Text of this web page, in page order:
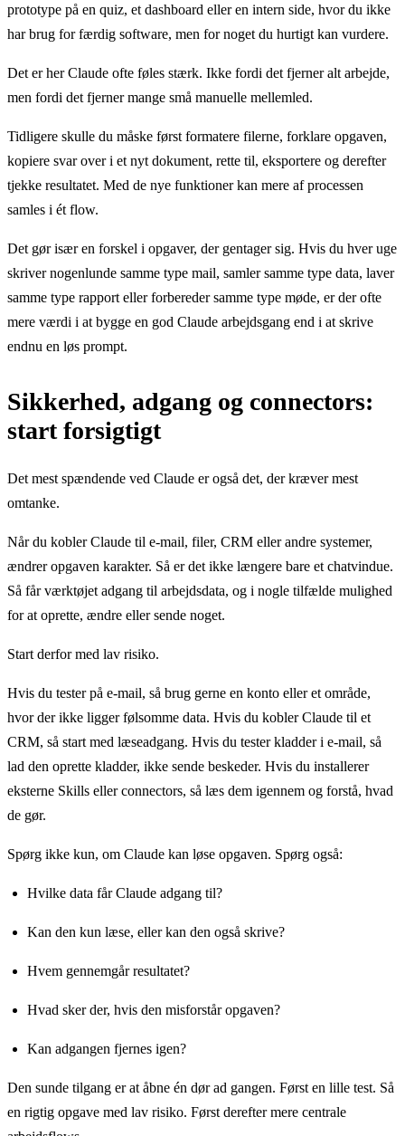
prototype på en quiz, et dashboard eller en intern side, hvor du ikke
har brug for færdig software, men for noget du hurtigt kan vurdere.
Det er her Claude ofte føles stærk. Ikke fordi det fjerner alt arbejde,
men fordi det fjerner mange små manuelle mellemled.
Tidligere skulle du måske først formatere filerne, forklare opgaven,
kopiere svar over i et nyt dokument, rette til, eksportere og derefter
tjekke resultatet. Med de nye funktioner kan mere af processen
samles i ét flow.
Det gør især en forskel i opgaver, der gentager sig. Hvis du hver uge
skriver nogenlunde samme type mail, samler samme type data, laver
samme type rapport eller forbereder samme type møde, er der ofte
mere værdi i at bygge en god Claude arbejdsgang end i at skrive
endnu en løs prompt.
Sikkerhed, adgang og connectors:
start forsigtigt
Det mest spændende ved Claude er også det, der kræver mest
omtanke.
Når du kobler Claude til e-mail, filer, CRM eller andre systemer,
ændrer opgaven karakter. Så er det ikke længere bare et chatvindue.
Så får værktøjet adgang til arbejdsdata, og i nogle tilfælde mulighed
for at oprette, ændre eller sende noget.
Start derfor med lav risiko.
Hvis du tester på e-mail, så brug gerne en konto eller et område,
hvor der ikke ligger følsomme data. Hvis du kobler Claude til et
CRM, så start med læseadgang. Hvis du tester kladder i e-mail, så
lad den oprette kladder, ikke sende beskeder. Hvis du installerer
eksterne Skills eller connectors, så læs dem igennem og forstå, hvad
de gør.
Spørg ikke kun, om Claude kan løse opgaven. Spørg også:
Hvilke data får Claude adgang til?
Kan den kun læse, eller kan den også skrive?
Hvem gennemgår resultatet?
Hvad sker der, hvis den misforstår opgaven?
Kan adgangen fjernes igen?
Den sunde tilgang er at åbne én dør ad gangen. Først en lille test. Så
en rigtig opgave med lav risiko. Først derefter mere centrale